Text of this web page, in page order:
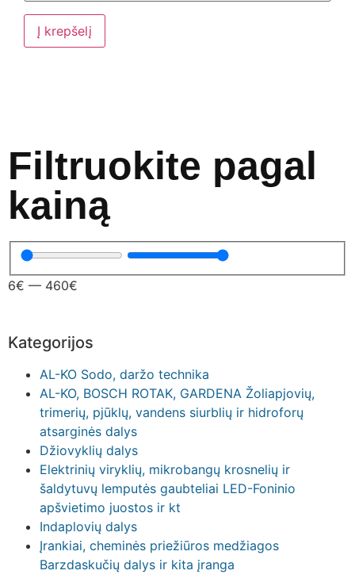
Filtruokite pagal
kainą
6€ — 460€
Kategorijos
AL-KO Sodo, daržo technika
AL-KO, BOSCH ROTAK, GARDENA Žoliapjovių,
trimerių, pjūklų, vandens siurblių ir hidroforų
atsarginės dalys
Džiovyklių dalys
Elektrinių viryklių, mikrobangų krosnelių ir
šaldytuvų lemputės gaubteliai LED-Foninio
apšvietimo juostos ir kt
Indaplovių dalys
Įrankiai, cheminės priežiūros medžiagos
Barzdaskučių dalys ir kita įranga
Į krepšelį